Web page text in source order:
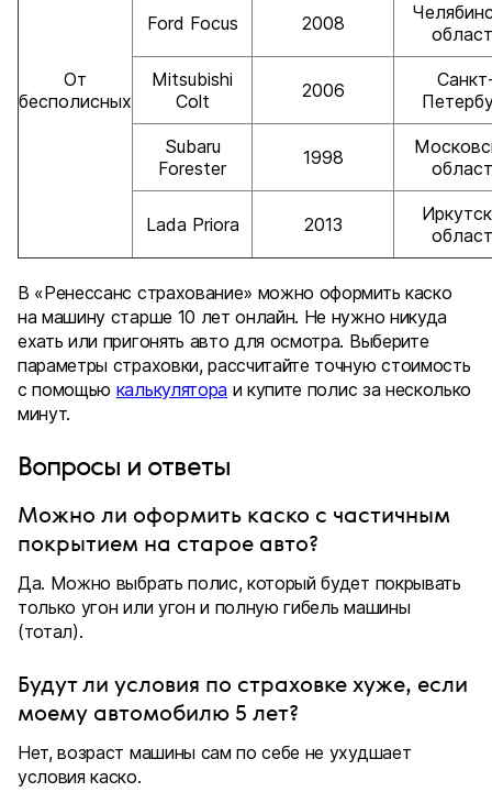
От
бесполисных
Ford Focus 2008
Mitsubishi
Colt
2006
Subaru
Forester
1998
Lada Priora 2013
В «Ренессанс страхование» можно оформить каско
на машину старше 10 лет онлайн. Не нужно никуда
ехать или пригонять авто для осмотра. Выберите
параметры страховки, рассчитайте точную стоимость
с помощью калькулятора и купите полис за несколько
минут.
Вопросы и ответы
Можно ли оформить каско с частичным
покрытием на старое авто?
Да. Можно выбрать полис, который будет покрывать
только угон или угон и полную гибель машины
(тотал).
Будут ли условия по страховке хуже, если
моему автомобилю 5 лет?
Нет, возраст машины сам по себе не ухудшает
условия каско.